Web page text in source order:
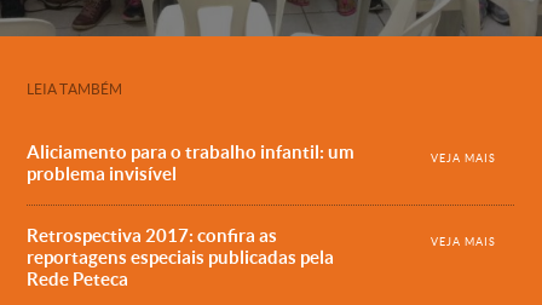
LEIA TAMBÉM
Aliciamento para o trabalho infantil: um
problema invisível
VEJA MAIS
Retrospectiva 2017: confira as
reportagens especiais publicadas pela
Rede Peteca
VEJA MAIS